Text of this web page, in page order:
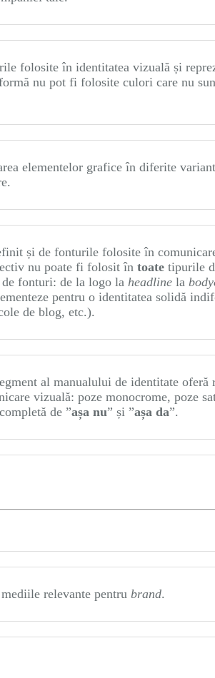
folosite în identitatea vizuală și
nu pot fi folosite culori care nu
elementelor grafice în diferite
și de fonturile folosite în
nu poate fi folosit în toate tipurile
fonturi: de la logo la headline la
pentru o identitatea solidă
de blog, etc.).
al manualului de identitate
vizuală: poze monocrome, poze
de ”așa nu” și ”așa da”.
relevante pentru brand.